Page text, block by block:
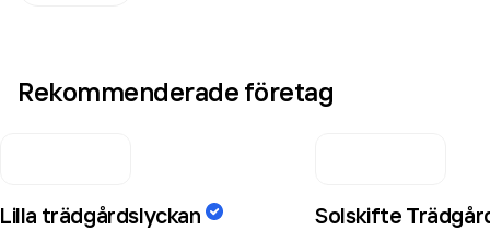
Rekommenderade företag
Lilla trädgårdslyckan Solskifte